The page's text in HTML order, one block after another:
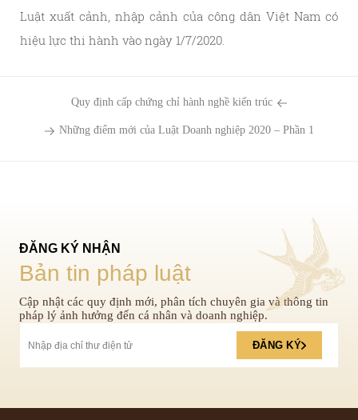
Luật xuất cảnh, nhập cảnh của công dân Việt Nam có
hiệu lực thi hành vào ngày 1/7/2020.
Quy định cấp chứng chỉ hành nghề kiến trúc
Những điểm mới của Luật Doanh nghiệp 2020 – Phần 1
ĐĂNG KÝ NHẬN
Bản tin pháp luật
Cập nhật các quy định mới, phân tích chuyên gia và thông tin
pháp lý ảnh hưởng đến cá nhân và doanh nghiệp.
ĐĂNG KÝ